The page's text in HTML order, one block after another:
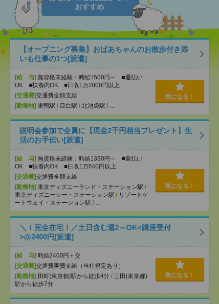
おすすめ
【オープニング募集】おばあちゃんのお散歩付き添
いも仕事の1つ[派遣]
[給 与] 無資格未経験：時給1500円～ ■週払い
OK ■扶養内OK ■日収1万2000円以上
[交通費]交通費全額支給
[勤務地] 巣鴨駅 / 目白駅 / 北池袋駅 / …
気になる！
説明会参加で全員に【現金2千円相当プレゼント】生
活のお手伝い[派遣]
[給 与] 無資格未経験：時給1330円～ ■週払い
OK ■扶養内OK ■日収1万640円以上
[交通費]交通費全額支給
[勤務地] 東京ディズニーランド・ステーション駅 /
東京ディズニーシー・ステーション駅 / リゾートゲ
ートウェイ・ステーション駅 / …
気になる！
＼！完全在宅！／土日含む週2～OK<講座受付
>@2400円[派遣]
[給 与] 時給2400円＋交
[交通費]交通費実費支給（当社規定あり）
[勤務地] 田町(東京都)駅から徒歩4分 / 三田(東京都)
駅から徒歩7分
気になる！